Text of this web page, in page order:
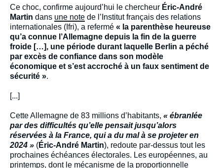
Ce choc, confirme aujourd’hui le chercheur Éric-André
Martin dans une note de l’Institut français des relations
internationales (Ifri), a refermé « la parenthèse heureuse
qu’a connue l’Allemagne depuis la fin de la guerre
froide […], une période durant laquelle Berlin a péché
par excès de confiance dans son modèle
économique et s’est accroché à un faux sentiment de
sécurité ».
[...]
Cette Allemagne de 83 millions d’habitants, « ébranlée
par des difficultés qu’elle pensait jusqu’alors
réservées à la France, qui a du mal à se projeter en
2024 » (Éric-André Martin), redoute par-dessus tout les
prochaines échéances électorales. Les européennes, au
printemps, dont le mécanisme de la proportionnelle